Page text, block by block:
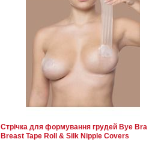
Стрічка для формування грудей Bye Bra
Breast Tape Roll & Silk Nipple Covers